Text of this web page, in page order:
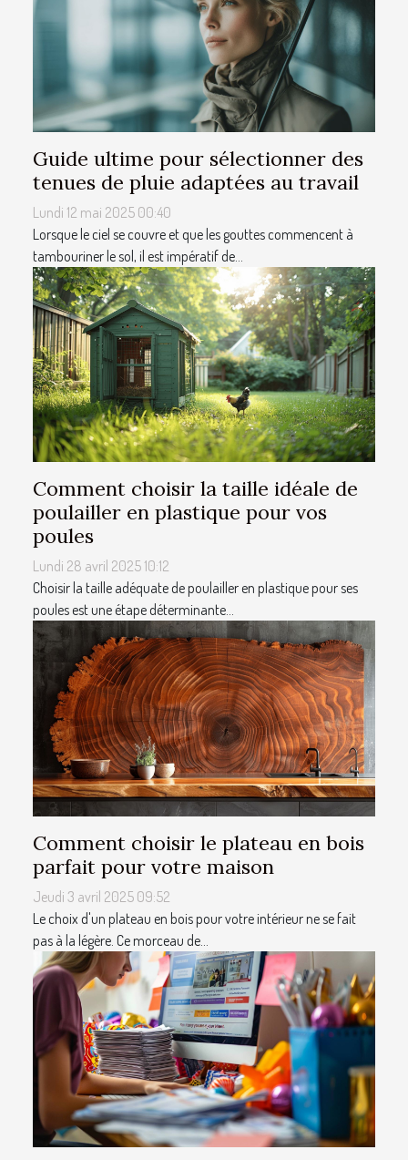
Guide ultime pour sélectionner des
tenues de pluie adaptées au travail
Lundi 12 mai 2025 00:40
Lorsque le ciel se couvre et que les gouttes commencent à
tambouriner le sol, il est impératif de...
Comment choisir la taille idéale de
poulailler en plastique pour vos
poules
Lundi 28 avril 2025 10:12
Choisir la taille adéquate de poulailler en plastique pour ses
poules est une étape déterminante...
Comment choisir le plateau en bois
parfait pour votre maison
Jeudi 3 avril 2025 09:52
Le choix d'un plateau en bois pour votre intérieur ne se fait
pas à la légère. Ce morceau de...